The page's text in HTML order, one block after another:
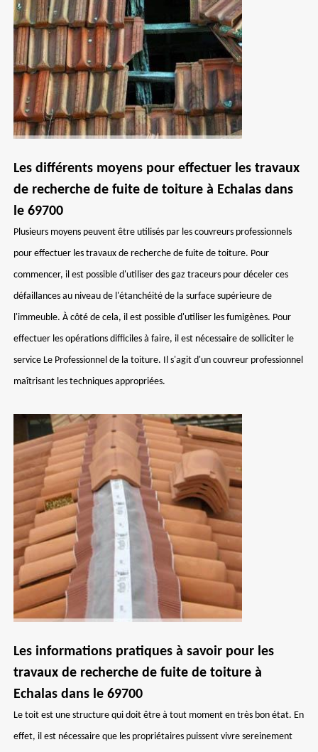
Les différents moyens pour effectuer les travaux
de recherche de fuite de toiture à Echalas dans
le 69700
Plusieurs moyens peuvent être utilisés par les couvreurs professionnels
pour effectuer les travaux de recherche de fuite de toiture. Pour
commencer, il est possible d'utiliser des gaz traceurs pour déceler ces
défaillances au niveau de l'étanchéité de la surface supérieure de
l'immeuble. À côté de cela, il est possible d'utiliser les fumigènes. Pour
effectuer les opérations difficiles à faire, il est nécessaire de solliciter le
service Le Professionnel de la toiture. Il s'agit d'un couvreur professionnel
maîtrisant les techniques appropriées.
Les informations pratiques à savoir pour les
travaux de recherche de fuite de toiture à
Echalas dans le 69700
Le toit est une structure qui doit être à tout moment en très bon état. En
effet, il est nécessaire que les propriétaires puissent vivre sereinement